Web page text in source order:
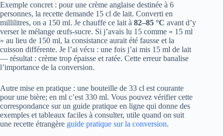
Exemple concret : pour une crème anglaise destinée à 6
personnes, la recette demande 15 cl de lait. Converti en
millilitres, on a 150 ml. Je chauffe ce lait à 82–85 °C avant d’y
verser le mélange œufs-sucre. Si j’avais lu 15 comme « 15 ml
» au lieu de 150 ml, la consistance aurait été fausse et la
cuisson différente. Je l’ai vécu : une fois j’ai mis 15 ml de lait
— résultat : crème trop épaisse et ratée. Cette erreur banalise
l’importance de la conversion.
Autre mise en pratique : une bouteille de 33 cl est courante
pour une bière; en ml c’est 330 ml. Vous pouvez vérifier cette
correspondance sur un guide pratique en ligne qui donne des
exemples et tableaux faciles à consulter, utile quand on suit
une recette étrangère guide pratique sur la conversion.